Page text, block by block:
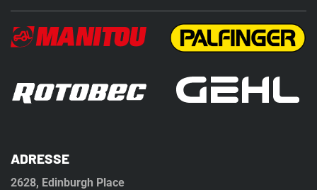
ADRESSE
2628, Edinburgh Place